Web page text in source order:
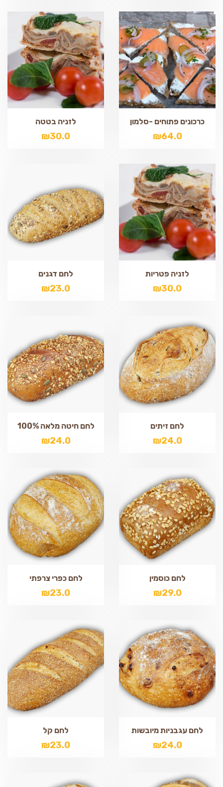
כרכונים פתוחים -סלמון
₪64.0
לזניה בטטה
₪30.0
לזניה פטריות
₪30.0
לחם דגנים
₪23.0
לחם זיתים
₪24.0
לחם חיטה מלאה 100%
₪24.0
לחם כוסמין
₪29.0
לחם כפרי צרפתי
₪23.0
לחם עגבניות מיובשות
₪24.0
לחם קל
₪23.0